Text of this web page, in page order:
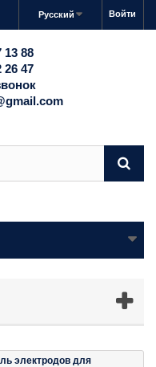
Войти
Русский
13 88
26 47
электродов для